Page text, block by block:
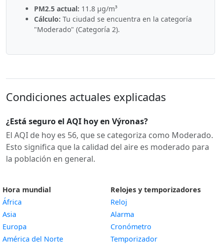
PM2.5 actual: 11.8 µg/m³
Cálculo: Tu ciudad se encuentra en la categoría
"Moderado" (Categoría 2).
Condiciones actuales explicadas
¿Está seguro el AQI hoy en Výronas?
El AQI de hoy es 56, que se categoriza como Moderado.
Esto significa que la calidad del aire es moderado para
la población en general.
Hora mundial
África
Asia
Europa
América del Norte
Relojes y temporizadores
Reloj
Alarma
Cronómetro
Temporizador